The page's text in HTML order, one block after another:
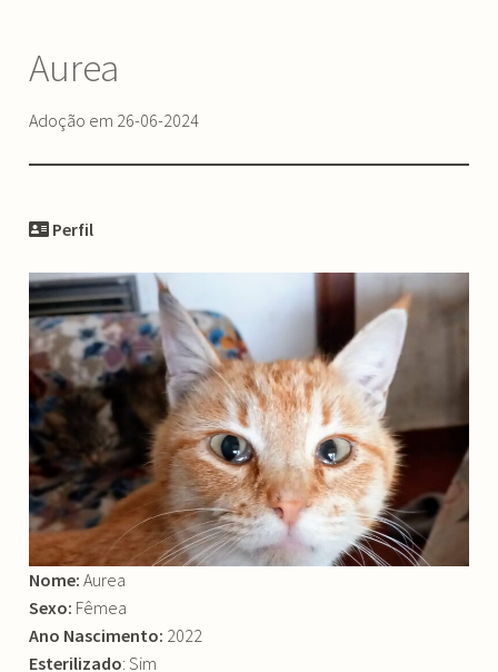
Aurea
Adoção em 26-06-2024
Perfil
Nome: Aurea
Sexo: Fêmea
Ano Nascimento: 2022
Esterilizado: Sim